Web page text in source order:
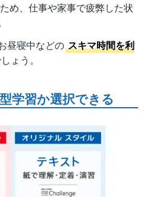
ため、仕事や家事で疲弊した状
昼寝中などの スキマ時間を利
ょう。
学習か選択できる